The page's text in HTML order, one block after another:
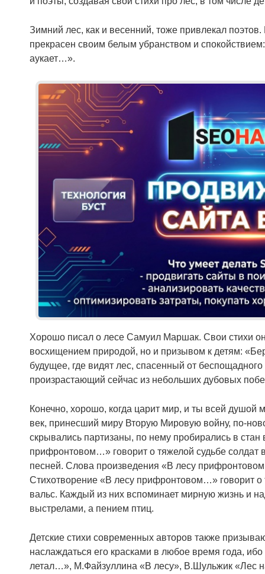
Зимний лес, как и весенний, тоже привлекал
прекрасен своим белым убранством и
аукает…».
Хорошо писал о лесе Самуил Маршак. Свои стихи
восхищением природой, но и призывом к детям:
будущее, где видят лес, спасенный от
произрастающий сейчас из небольших дубовых
Конечно, хорошо, когда царит мир, и ты всей
век, принесший миру Вторую Мировую войну, по-
скрывались партизаны, по нему пробирались в
прифронтовом…» говорит о тяжелой судьбе
песней. Слова произведения «В лесу
Стихотворение «В лесу прифронтовом…» говорит
вальс. Каждый из них вспоминает мирную жизнь и
выстрелами, а пением птиц.
Детские стихи современных авторов также
наслаждаться его красками в любое время года,
летал…», М.Файзуллина «В лесу», В.Шульжик «Лес